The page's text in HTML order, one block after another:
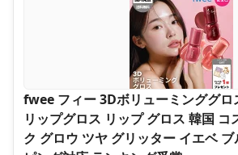
fwee フィー 3Dボリューミンググロ
リップグロス リップ グロス 韓国 コ
ク グロウ ツヤ グリッター イエベ